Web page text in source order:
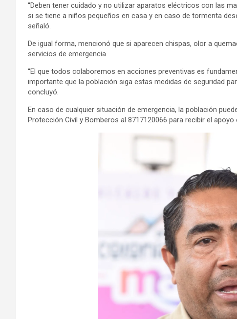
“Deben tener cuidado y no utilizar aparatos eléctricos con las
si se tiene a niños pequeños en casa y en caso de tormenta
señaló.
De igual forma, mencionó que si aparecen chispas, olor a
servicios de emergencia.
“El que todos colaboremos en acciones preventivas es
importante que la población siga estas medidas de seguridad
concluyó.
En caso de cualquier situación de emergencia, la población
Protección Civil y Bomberos al 8717120066 para recibir el